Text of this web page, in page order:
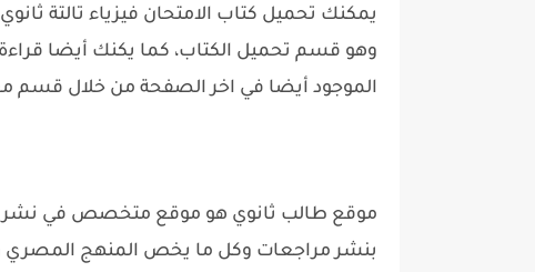
وهو قسم تحميل الكتاب، كما يكنك أيضا
الموجود أيضا في اخر الصفحة من خلال قسم
موقع طالب ثانوي هو موقع متخصص في نشر
بنشر مراجعات وكل ما يخص المنهج المصري